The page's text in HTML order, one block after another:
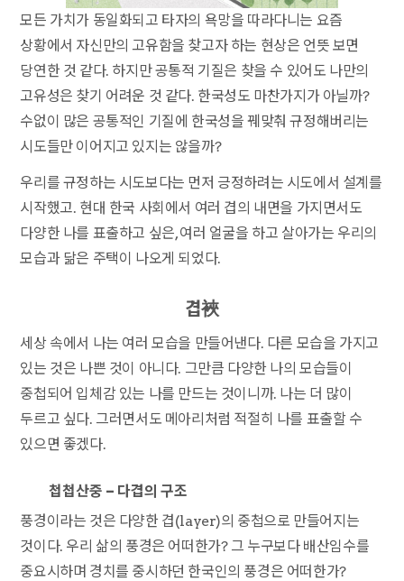
모든 가치가 동일화되고 타자의 욕망을 따라다니는 요즘
상황에서 자신만의 고유함을 찾고자 하는 현상은 언뜻 보면
당연한 것 같다. 하지만 공통적 기질은 찾을 수 있어도 나만의
고유성은 찾기 어려운 것 같다. 한국성도 마찬가지가 아닐까?
수없이 많은 공통적인 기질에 한국성을 꿰맞춰 규정해버리는
시도들만 이어지고 있지는 않을까?
우리를 규정하는 시도보다는 먼저 긍정하려는 시도에서 설계를
시작했고. 현대 한국 사회에서 여러 겹의 내면을 가지면서도
다양한 나를 표출하고 싶은, 여러 얼굴을 하고 살아가는 우리의
모습과 닮은 주택이 나오게 되었다.
겹裌
세상 속에서 나는 여러 모습을 만들어낸다. 다른 모습을 가지고
있는 것은 나쁜 것이 아니다. 그만큼 다양한 나의 모습들이
중첩되어 입체감 있는 나를 만드는 것이니까. 나는 더 많이
두르고 싶다. 그러면서도 메아리처럼 적절히 나를 표출할 수
있으면 좋겠다.
첩첩산중 – 다겹의 구조
풍경이라는 것은 다양한 겹(layer)의 중첩으로 만들어지는
것이다. 우리 삶의 풍경은 어떠한가? 그 누구보다 배산임수를
중요시하며 경치를 중시하던 한국인의 풍경은 어떠한가?